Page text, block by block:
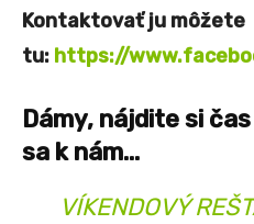
Kontaktovať ju môžete
tu: https://
Dámy, nájdite si
sa k nám…
VÍKENDOVÝ